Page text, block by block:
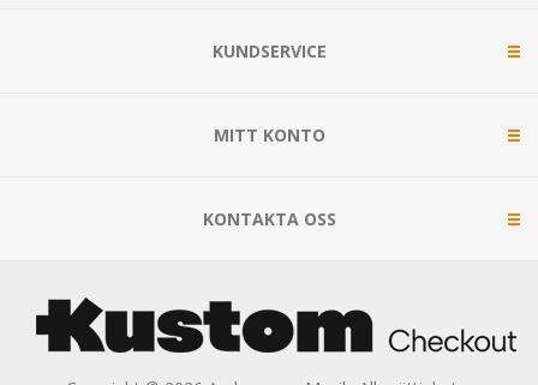
KUNDSERVICE
MITT KONTO
KONTAKTA OSS